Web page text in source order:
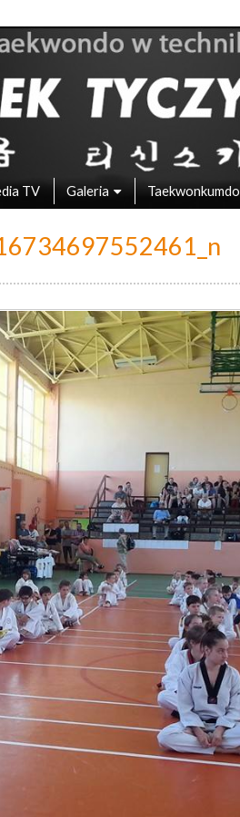
Taekwondo
TV Galeria Taekwonkumdo